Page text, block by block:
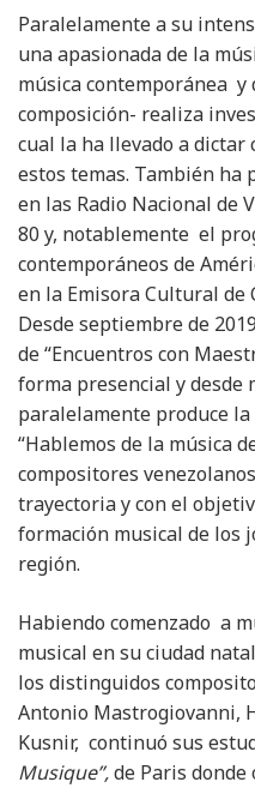
Paralelamente a su
una apasionada de la
música contemporánea y
composición- realiza
cual la ha llevado a dictar
estos temas. También ha
en las Radio Nacional de
80 y, notablemente el
contemporáneos de
en la Emisora Cultural de
Desde septiembre de
de “Encuentros con
forma presencial y desde
paralelamente produce
“Hablemos de la música
compositores
trayectoria y con el
formación musical de los
región.
Habiendo comenzado a
musical en su ciudad
los distinguidos
Antonio Mastrogiovanni,
Kusnir, continuó sus
Musique”,de Paris